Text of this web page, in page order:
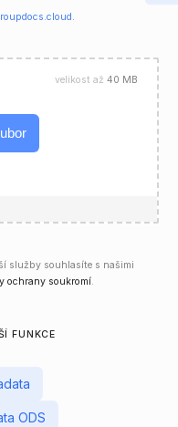
.
velikost až 40 MB
služby souhlasíte s našimi
ochrany soukromí.
FUNKCE
ODS